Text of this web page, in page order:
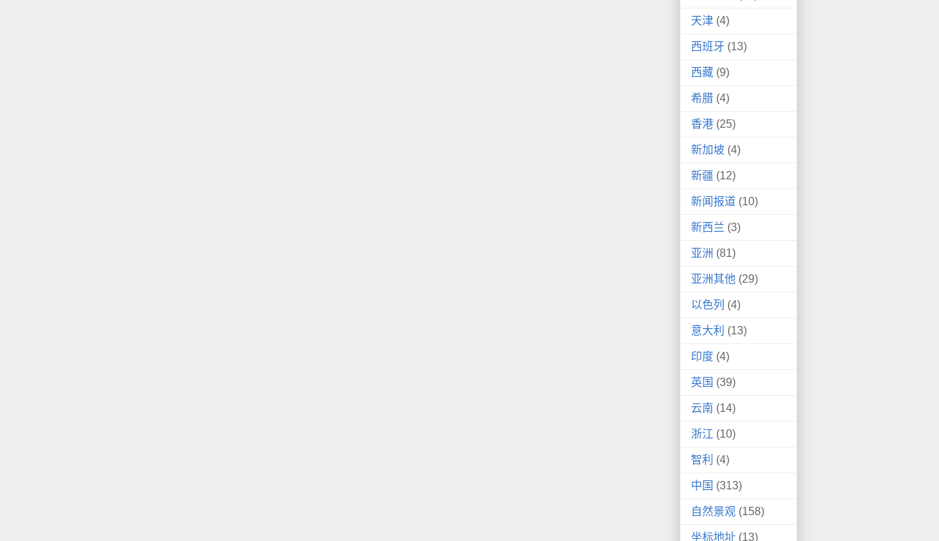
天津 (4)
西班牙 (13)
西藏 (9)
希腊 (4)
香港 (25)
新加坡 (4)
新疆 (12)
新闻报道 (10)
新西兰 (3)
亚洲 (81)
亚洲其他 (29)
以色列 (4)
意大利 (13)
印度 (4)
英国 (39)
云南 (14)
浙江 (10)
智利 (4)
中国 (313)
自然景观 (158)
坐标地址 (13)